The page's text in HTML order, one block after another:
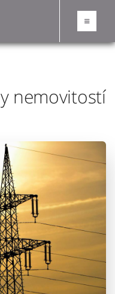
nemovitostí